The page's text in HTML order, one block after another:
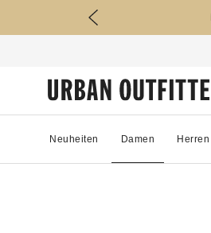
Neuheiten Damen Herren